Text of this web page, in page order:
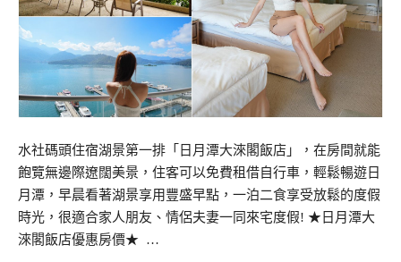
水社碼頭住宿湖景第一排「日月潭大淶閣飯店」，在房間就能
飽覽無邊際遼闊美景，住客可以免費租借自行車，輕鬆暢遊日
月潭，早晨看著湖景享用豐盛早點，一泊二食享受放鬆的度假
時光，很適合家人朋友、情侶夫妻一同來宅度假! ★日月潭大
淶閣飯店優惠房價★ …